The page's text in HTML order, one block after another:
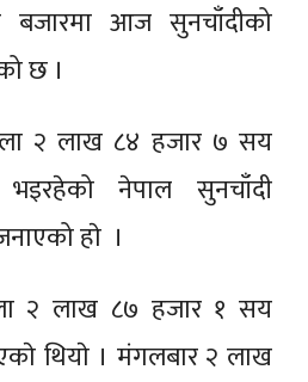
बजारमा आज सुनचाँदीको
छ ।
२ लाख ८४ हजार ७ सय
भइरहेको नेपाल सुनचाँदी
हाे ।
२ लाख ८७ हजार १ सय
थियाे । मंगलबार २ लाख